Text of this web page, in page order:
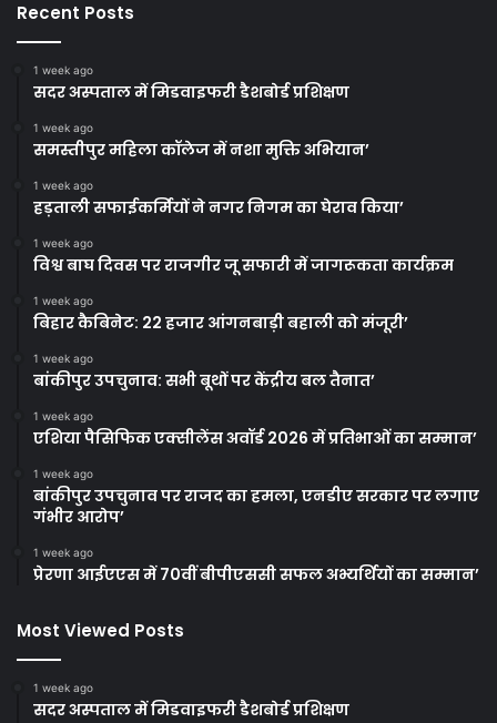
Recent Posts
1 week ago
सदर अस्पताल में मिडवाइफरी डैशबोर्ड प्रशिक्षण
1 week ago
समस्तीपुर महिला कॉलेज में नशा मुक्ति अभियान’
1 week ago
हड़ताली सफाईकर्मियों ने नगर निगम का घेराव किया’
1 week ago
विश्व बाघ दिवस पर राजगीर जू सफारी में जागरूकता कार्यक्रम
1 week ago
बिहार कैबिनेट: 22 हजार आंगनबाड़ी बहाली को मंजूरी’
1 week ago
बांकीपुर उपचुनाव: सभी बूथों पर केंद्रीय बल तैनात’
1 week ago
एशिया पैसिफिक एक्सीलेंस अवॉर्ड 2026 में प्रतिभाओं का सम्मान’
1 week ago
बांकीपुर उपचुनाव पर राजद का हमला, एनडीए सरकार पर लगाए
गंभीर आरोप’
1 week ago
प्रेरणा आईएएस में 70वीं बीपीएससी सफल अभ्यर्थियों का सम्मान’
Most Viewed Posts
1 week ago
सदर अस्पताल में मिडवाइफरी डैशबोर्ड प्रशिक्षण